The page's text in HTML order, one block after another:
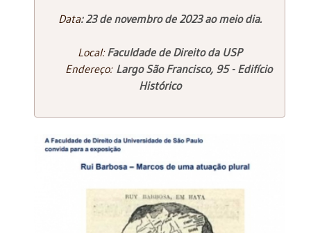
Data: 23 de novembro de 2023 ao meio dia.
Local:Faculdade de Direito da USP
Endereço:Largo São Francisco, 95 - Edifício
Histórico